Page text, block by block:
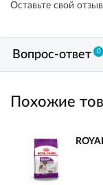
Оставьте свой
Вопрос-ответ 0
Похожие